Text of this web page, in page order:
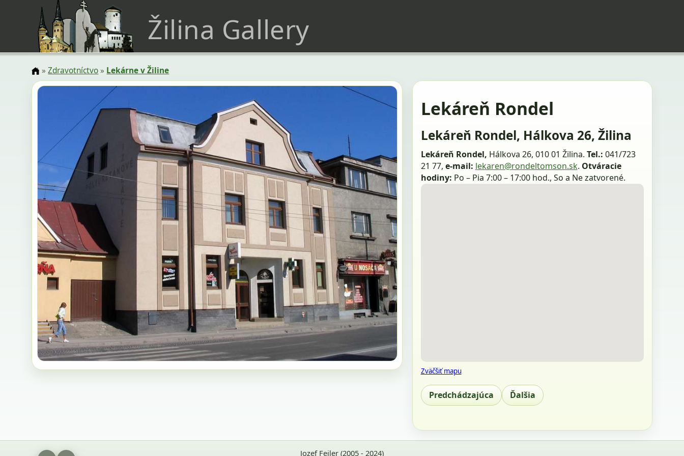
Žilina Gallery
»Zdravotníctvo» Lekárne v Žiline
Lekáreň Rondel
Lekáreň Rondel, Hálkova 26, Žilina
Lekáreň Rondel, Hálkova 26, 010 01 Žilina. Tel.: 041/723
21 77, e-mail: lekaren@rondeltomson.sk. Otváracie
hodiny: Po – Pia 7:00 – 17:00 hod., So a Ne zatvorené.
Zväčšiť mapu
Predchádzajúca Ďalšia
Jozef Feiler (2005 - 2024)